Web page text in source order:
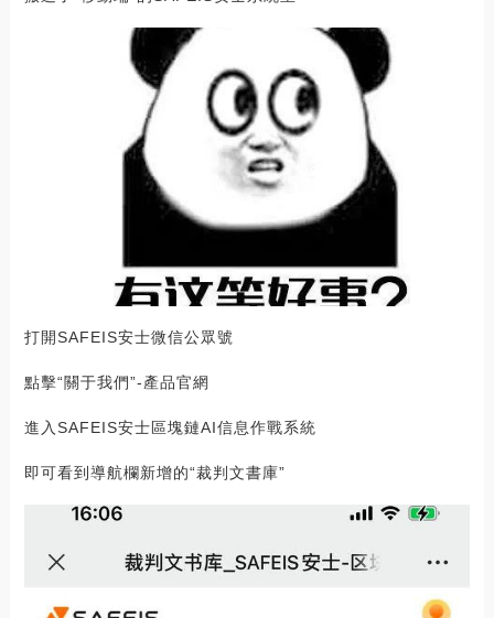
打開SAFEIS安士微信公眾號
點擊“關于我們”-產品官網
進入SAFEIS安士區塊鏈AI信息作戰系統
即可看到導航欄新增的“裁判文書庫”